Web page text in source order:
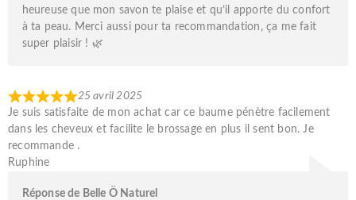
heureuse que mon savon te plaise et qu’il apporte du confort
à ta peau. Merci aussi pour ta recommandation, ça me fait
super plaisir ! 🌿
25 avril 2025
Je suis satisfaite de mon achat car ce baume pénètre facilement
dans les cheveux et facilite le brossage en plus il sent bon. Je
recommande .
Ruphine
Réponse de Belle Ö Naturel